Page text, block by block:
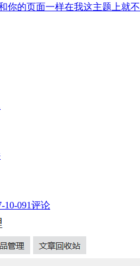
你的页面一样在我这主题上就
10-091评论